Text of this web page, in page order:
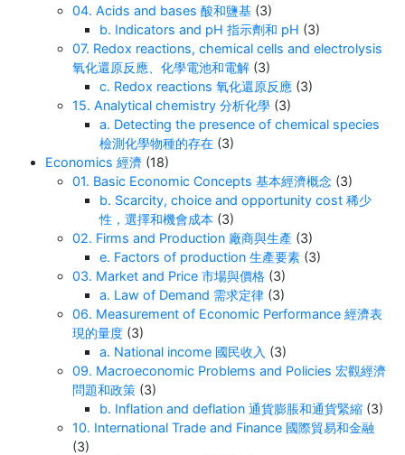
04. Acids and bases 酸和鹽基 (3)
b. Indicators and pH 指示劑和 pH (3)
07. Redox reactions, chemical cells and electrolysis
氧化還原反應、化學電池和電解 (3)
c. Redox reactions 氧化還原反應 (3)
15. Analytical chemistry 分析化學 (3)
a. Detecting the presence of chemical species
檢測化學物種的存在 (3)
Economics 經濟 (18)
01. Basic Economic Concepts 基本經濟概念 (3)
b. Scarcity, choice and opportunity cost 稀少
性，選擇和機會成本 (3)
02. Firms and Production 廠商與生產 (3)
e. Factors of production 生產要素 (3)
03. Market and Price 市場與價格 (3)
a. Law of Demand 需求定律 (3)
06. Measurement of Economic Performance 經濟表
現的量度 (3)
a. National income 國民收入 (3)
09. Macroeconomic Problems and Policies 宏觀經濟
問題和政策 (3)
b. Inflation and deflation 通貨膨脹和通貨緊縮 (3)
10. International Trade and Finance 國際貿易和金融
(3)